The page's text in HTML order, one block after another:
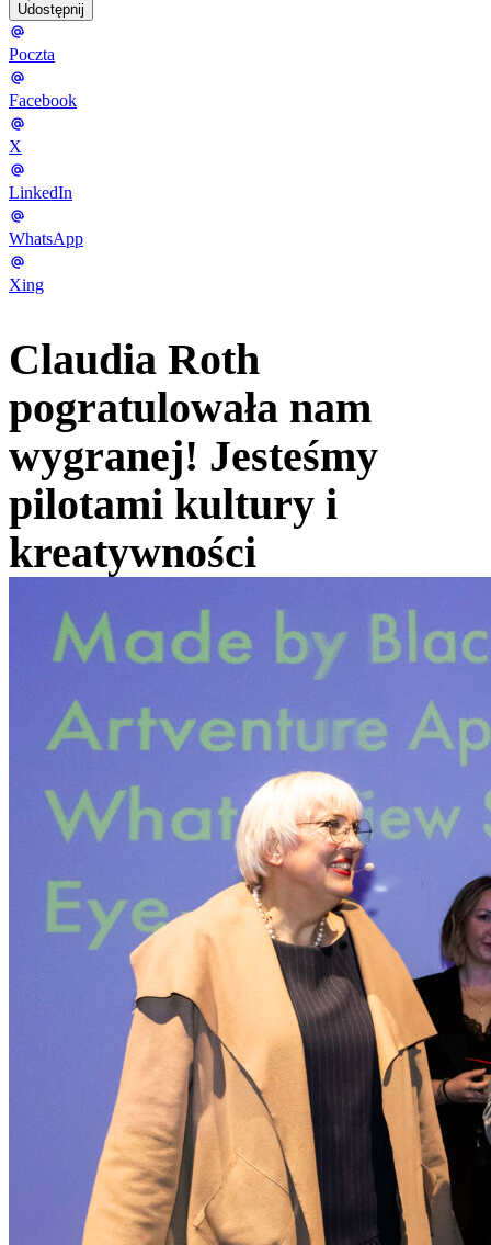
Udostępnij
Poczta
Facebook
X
LinkedIn
WhatsApp
Xing
Claudia Roth
pogratulowała nam
wygranej! Jesteśmy
pilotami kultury i
kreatywności